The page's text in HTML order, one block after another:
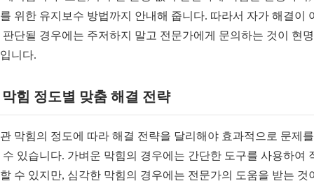
위한 유지보수 방법까지 안내해 줍니다. 따라서 자가 해결이
판단될 경우에는 주저하지 말고 전문가에게 문의하는 것이 현
니다.
막힘 정도별 맞춤 해결 전략
막힘의 정도에 따라 해결 전략을 달리해야 효과적으로 문제
수 있습니다. 가벼운 막힘의 경우에는 간단한 도구를 사용하여
수 있지만, 심각한 막힘의 경우에는 전문가의 도움을 받는 것